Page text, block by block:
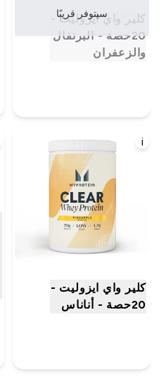
كلير واي ايزوليت -
20حصة - البرتقال
والزعفران
سيتوفر قريبًا
i
كلير واي ايزوليت -
20حصة - أناناس